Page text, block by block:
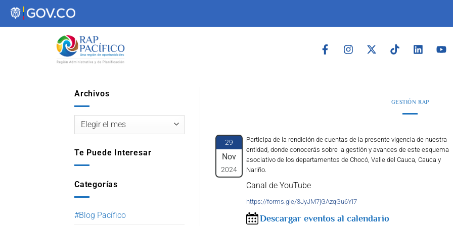
contenido
Archivos
Te Puede Interesar
Categorías
#Blog Pacífico
GESTIÓN RAP
29
Nov
2024
Participa de la rendición de cuentas de la presente vigencia de nuestra
entidad, donde conocerás sobre la gestión y avances de este esquema
asociativo de los departamentos de Chocó, Valle del Cauca, Cauca y
Nariño.
Canal de YouTube
https://forms.gle/3JyJM7jGAzqGu6Yi7
Descargar eventos al calendario